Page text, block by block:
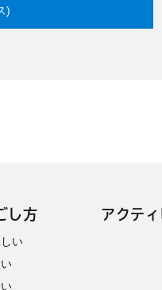
)
し方
い
アクテ